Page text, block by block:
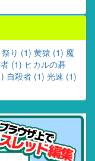
祭り (1) 黄猿 (1) 魔
(1) ヒカルの碁
自殺者 (1) 光速 (1)